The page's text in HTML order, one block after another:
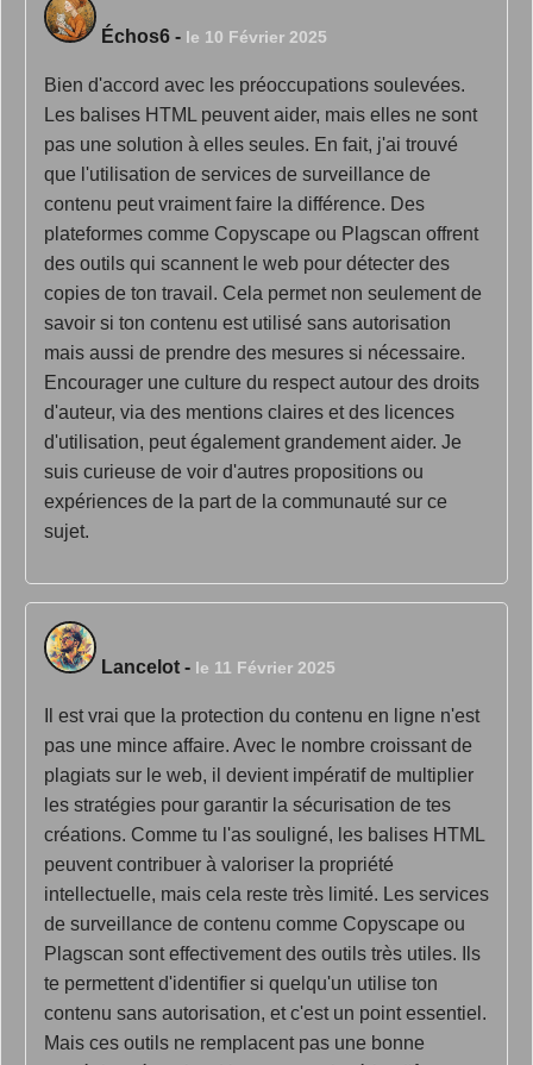
Échos6 - le 10 Février 2025
Bien d'accord avec les préoccupations soulevées.
Les balises HTML peuvent aider, mais elles ne sont
pas une solution à elles seules. En fait, j'ai trouvé
que l'utilisation de services de surveillance de
contenu peut vraiment faire la différence. Des
plateformes comme Copyscape ou Plagscan offrent
des outils qui scannent le web pour détecter des
copies de ton travail. Cela permet non seulement de
savoir si ton contenu est utilisé sans autorisation
mais aussi de prendre des mesures si nécessaire.
Encourager une culture du respect autour des droits
d'auteur, via des mentions claires et des licences
d'utilisation, peut également grandement aider. Je
suis curieuse de voir d'autres propositions ou
expériences de la part de la communauté sur ce
sujet.
Lancelot - le 11 Février 2025
Il est vrai que la protection du contenu en ligne n'est
pas une mince affaire. Avec le nombre croissant de
plagiats sur le web, il devient impératif de multiplier
les stratégies pour garantir la sécurisation de tes
créations. Comme tu l'as souligné, les balises HTML
peuvent contribuer à valoriser la propriété
intellectuelle, mais cela reste très limité. Les services
de surveillance de contenu comme Copyscape ou
Plagscan sont effectivement des outils très utiles. Ils
te permettent d'identifier si quelqu'un utilise ton
contenu sans autorisation, et c'est un point essentiel.
Mais ces outils ne remplacent pas une bonne